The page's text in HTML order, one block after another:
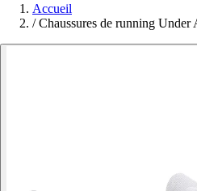
Accueil
/ Chaussures de running